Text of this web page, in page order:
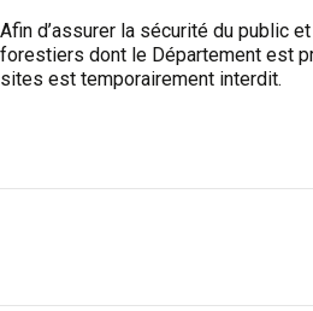
Afin d’assurer la sécurité du public
forestiers dont le Département est
sites est temporairement interdit.